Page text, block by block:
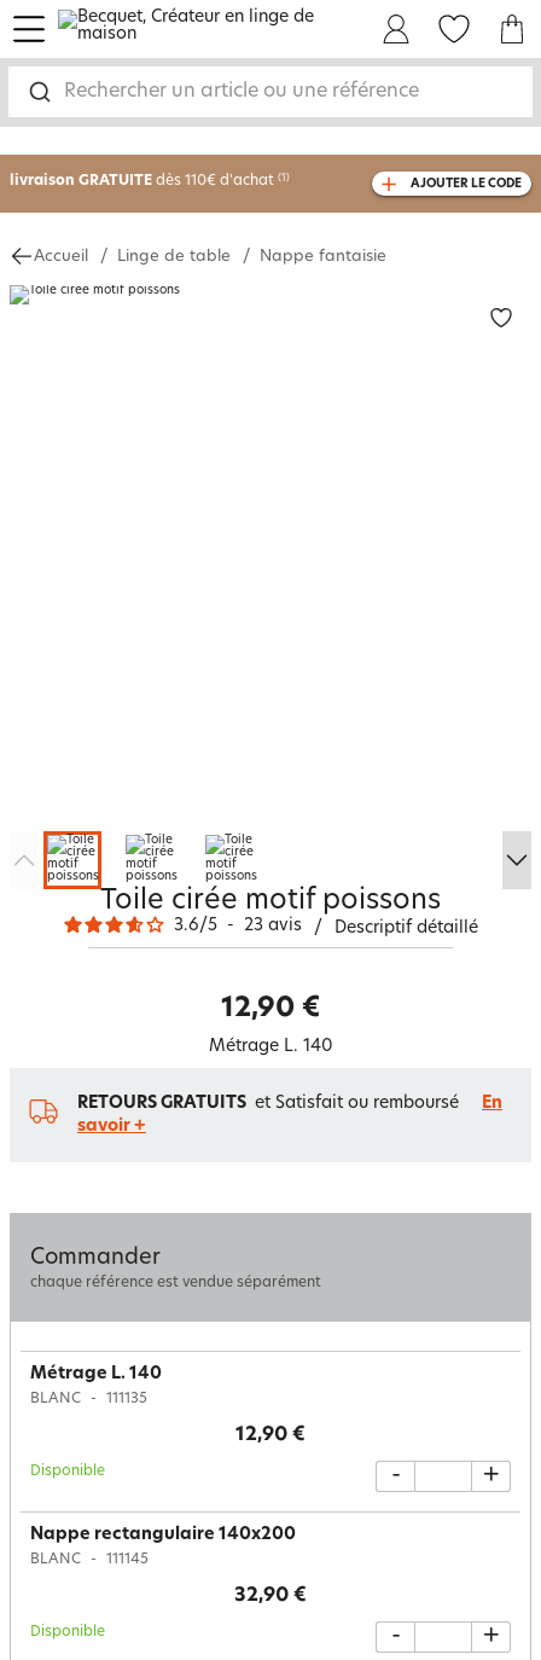
Rechercher un article ou une référence
menu
achetés
AJOUTER LE CODE
Accueil Linge de table Nappe fantaisie
Toile cirée motif poissons
3.6/5 - 23 avis / Descriptif détaillé
12,90 €
Métrage L. 140
RETOURS GRATUITS et Satisfait ou remboursé
En
savoir +
Commander
chaque référence est vendue séparément
Métrage L. 140
BLANC 111135
12,90 €
Disponible - +
Nappe rectangulaire 140x200
BLANC 111145
32,90 €
Disponible - +